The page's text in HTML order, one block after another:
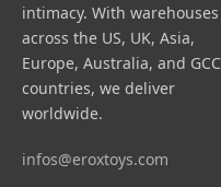
intimacy. With warehouses
across the US, UK, Asia,
Europe, Australia, and GCC
countries, we deliver
worldwide.
infos@eroxtoys.com